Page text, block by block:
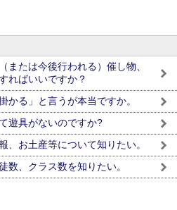
または今後行われる）催し物、
ればいいですか？
かる」と言うが本当ですか。
遊具がないのですか?
、お土産等について知りたい。
数、クラス数を知りたい。